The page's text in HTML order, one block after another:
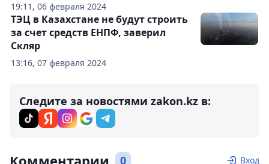
19:11, 06 февраля 2024
13:16, 07 февраля 2024
ТЭЦ в Казахстане не будут строить
за счет средств ЕНПФ, заверил
Скляр
Следите за новостями zakon.kz в:
Комментарии 0 Вход